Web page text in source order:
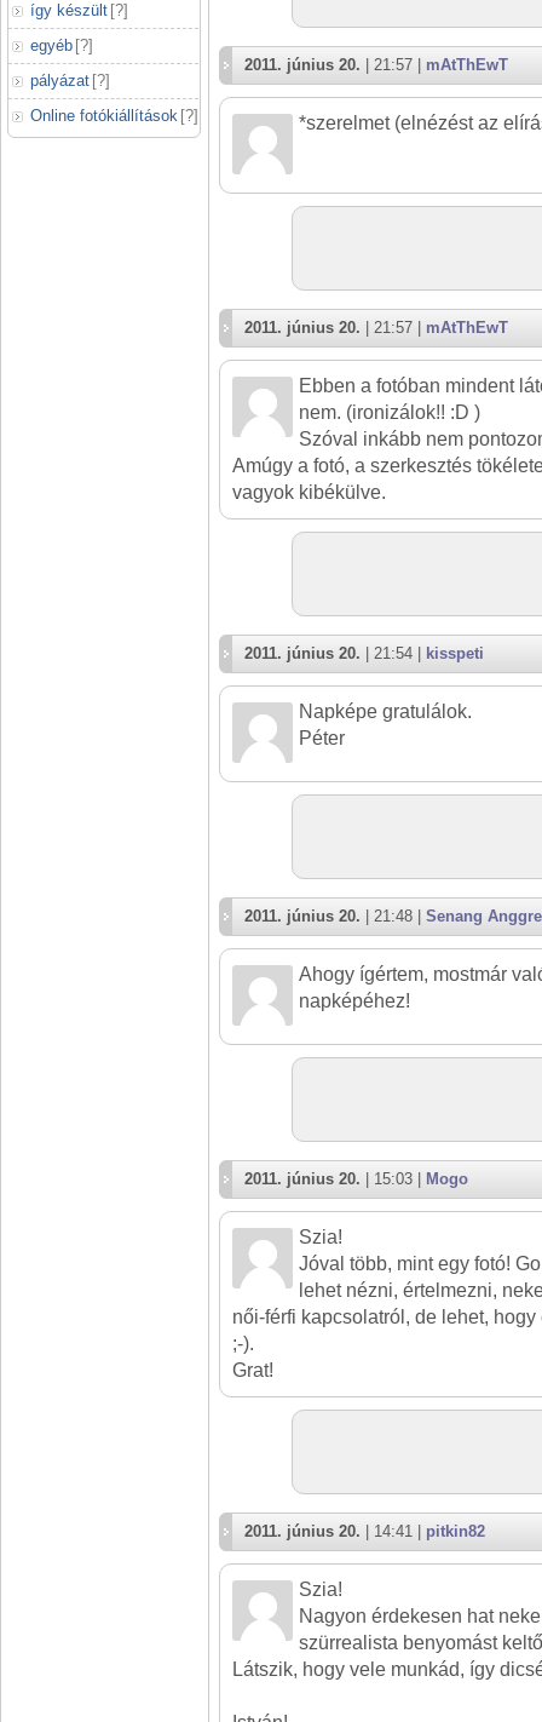
így készült [?]
egyéb [?]
pályázat [?]
Online fotókiállítások [?]
2011. június 20. | 21:57 | mAtThEwT
*szerelmet (elnézést az
2011. június 20. | 21:57 | mAtThEwT
Ebben a fotóban mindent
nem. (ironizálok!! :D )
Szóval inkább nem
Amúgy a fotó, a szerkesztés
vagyok kibékülve.
2011. június 20. | 21:54 | kisspeti
Napképe gratulálok.
Péter
2011. június 20. | 21:48 | Senang
Ahogy ígértem, mostmár
napképéhez!
2011. június 20. | 15:03 | Mogo
Szia!
Jóval több, mint egy fotó!
lehet nézni, értelmezni,
női-férfi kapcsolatról, de lehet,
;-).
Grat!
2011. június 20. | 14:41 | pitkin82
Szia!
Nagyon érdekesen hat
szürrealista benyomást
Látszik, hogy vele munkád, így